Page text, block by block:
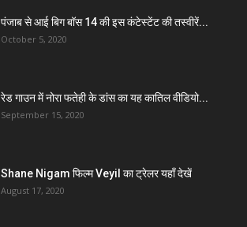
पंजाब से आई बिग बॉस 14 की इस कंटेस्टेंट की तस्वीरें...
October 5, 2020
रेड गाउन में नोरा फतेही के डांस का यह कातिल वीडियो...
September 15, 2020
Shane Nigam फिल्म Veyil का ट्रेलर यहाँ देखें
August 17, 2020